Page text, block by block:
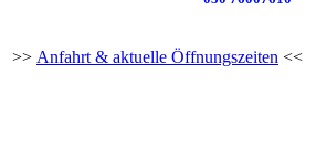
>> Anfahrt & aktuelle Öffnungszeiten <<